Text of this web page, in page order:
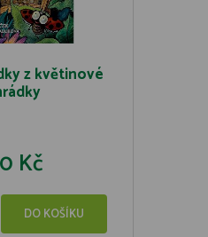
z květinové
Kč
DO KOŠÍKU